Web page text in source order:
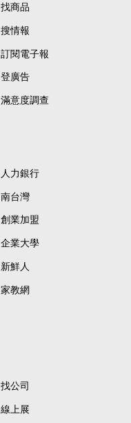
找商品
搜情報
訂閱電子報
登廣告
滿意度調查
人力銀行
南台灣
創業加盟
企業大學
新鮮人
家教網
找公司
線上展